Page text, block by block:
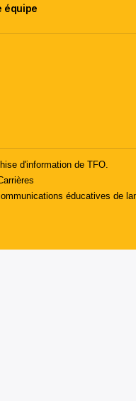
équipe
d'information de TFO.
éducatives de